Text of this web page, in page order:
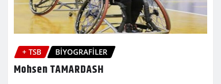
+ TSB BİYOGRAFİLER
Mohsen TAMARDASH